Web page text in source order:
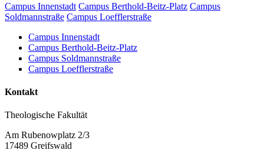
Campus Innenstadt Campus Berthold-Beitz-Platz Campus
Soldmannstraße Campus Loefflerstraße
Campus Innenstadt
Campus Berthold-Beitz-Platz
Campus Soldmannstraße
Campus Loefflerstraße
Kontakt
Theologische Fakultät
Am Rubenowplatz 2/3
17489 Greifswald